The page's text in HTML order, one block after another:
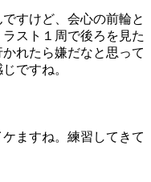
すけど、会心の前輪と
スト１周で後ろを見た
れたら嫌だなと思って
ですね。
ますね。練習してきて